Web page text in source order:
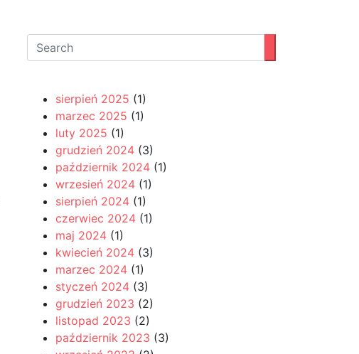
sierpień 2025 (1)
marzec 2025 (1)
luty 2025 (1)
grudzień 2024 (3)
październik 2024 (1)
wrzesień 2024 (1)
sierpień 2024 (1)
czerwiec 2024 (1)
maj 2024 (1)
kwiecień 2024 (3)
marzec 2024 (1)
styczeń 2024 (3)
grudzień 2023 (2)
listopad 2023 (2)
październik 2023 (3)